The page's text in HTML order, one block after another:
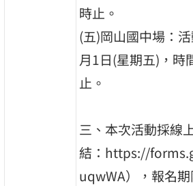
時止。
(五)岡山國中場：
月1日(星期五)，時
止。
三、本次活動採線
結：https://
uqwWA），報名